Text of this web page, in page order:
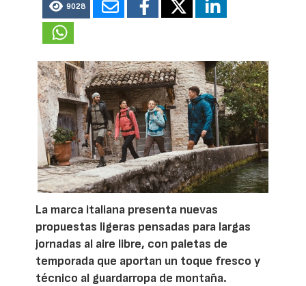
9028
La marca italiana presenta nuevas
propuestas ligeras pensadas para largas
jornadas al aire libre, con paletas de
temporada que aportan un toque fresco y
técnico al guardarropa de montaña.